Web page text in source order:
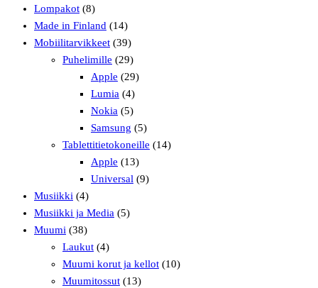
Lompakot (8)
Made in Finland (14)
Mobiilitarvikkeet (39)
Puhelimille (29)
Apple (29)
Lumia (4)
Nokia (5)
Samsung (5)
Tablettitietokoneille (14)
Apple (13)
Universal (9)
Musiikki (4)
Musiikki ja Media (5)
Muumi (38)
Laukut (4)
Muumi korut ja kellot (10)
Muumitossut (13)